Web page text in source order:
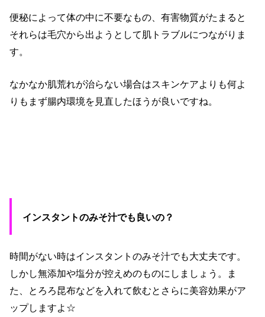
便秘によって体の中に不要なもの、有害物質がたまると
それらは毛穴から出ようとして肌トラブルにつながりま
す。
なかなか肌荒れが治らない場合はスキンケアよりも何よ
りもまず腸内環境を見直したほうが良いですね。
インスタントのみそ汁でも良いの？
時間がない時はインスタントのみそ汁でも大丈夫です。
しかし無添加や塩分が控えめのものにしましょう。ま
た、とろろ昆布などを入れて飲むとさらに美容効果がア
ップしますよ☆